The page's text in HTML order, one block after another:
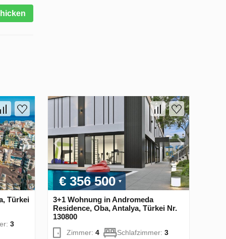
Türkei
3
€ 356 500
3+1 Wohnung in Andromeda
Residence, Oba, Antalya, Türkei Nr.
130800
Zimmer: 4 Schlafzimmer: 3